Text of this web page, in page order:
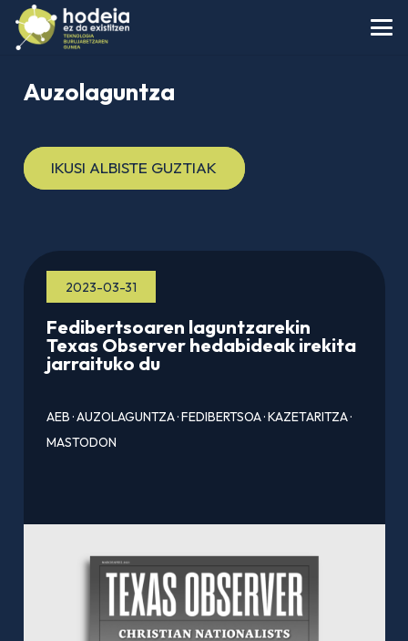
Auzolaguntza
IKUSI ALBISTE GUZTIAK
2023-03-31
Fedibertsoaren laguntzarekin
Texas Observer hedabideak irekita
jarraituko du
AEB·AUZOLAGUNTZA·FEDIBERTSOA·KAZETARITZA·
MASTODON